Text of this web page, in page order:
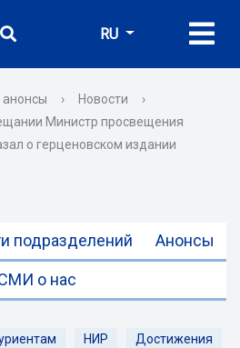
RU
анонсы › Новости
›
Министр просвещения
о герценовском издании
подразделений Анонсы
о нас
НИР Достижения